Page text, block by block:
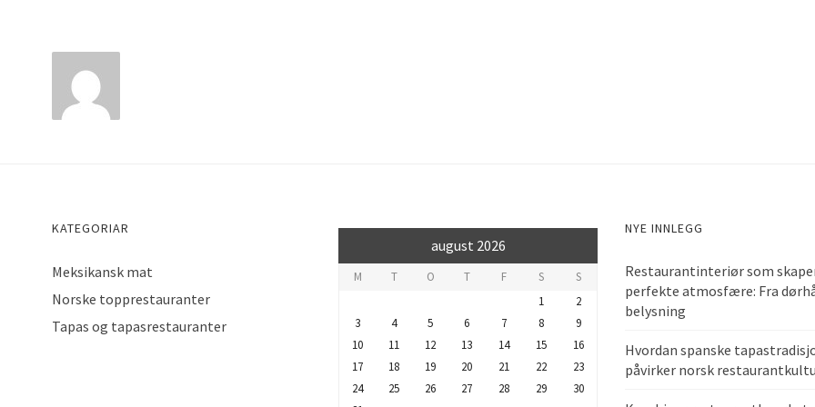
KATEGORIAR
Meksikansk mat
Norske topprestauranter
Tapas og tapasrestauranter
august 2026
M T O T F S
S
1
2
3
4 5 6 7 8
9
10
11 12 13 14 15
16
17
18 19 20 21 22
23
24
25 26 27 28 29
30
NYE INNLEGG
Restaurantinteriør som
perfekte atmosfære: Fra
belysning
Hvordan spanske
påvirker norsk